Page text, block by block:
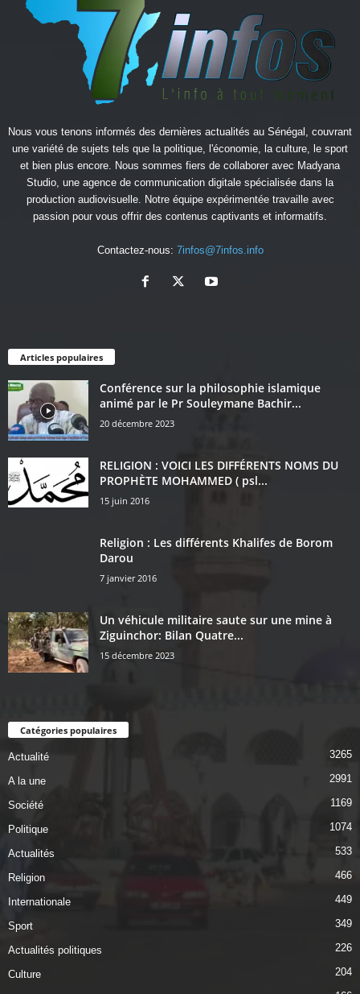
Nous vous tenons informés des dernières actualités au Sénégal, couvrant
une variété de sujets tels que la politique, l'économie, la culture, le sport
et bien plus encore. Nous sommes fiers de collaborer avec Madyana
Studio, une agence de communication digitale spécialisée dans la
production audiovisuelle. Notre équipe expérimentée travaille avec
passion pour vous offrir des contenus captivants et informatifs.
Contactez-nous: 7infos@7infos.info
Articles populaires
Conférence sur la philosophie islamique
animé par le Pr Souleymane Bachir...
20 décembre 2023
RELIGION : VOICI LES DIFFÉRENTS NOMS DU
PROPHÈTE MOHAMMED ( psl...
15 juin 2016
Religion : Les différents Khalifes de Borom
Darou
7 janvier 2016
Un véhicule militaire saute sur une mine à
Ziguinchor: Bilan Quatre...
15 décembre 2023
Catégories populaires
Actualité 3265
A la une 2991
Société 1169
Politique 1074
Actualités 533
Religion 466
Internationale 449
Sport 349
Actualités politiques 226
Culture 204